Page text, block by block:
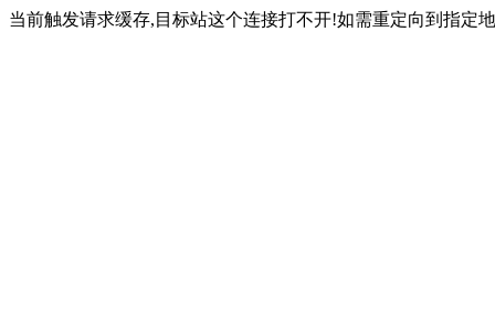
当前触发请求缓存,目标站这个连接打不开!如需重定向到指定